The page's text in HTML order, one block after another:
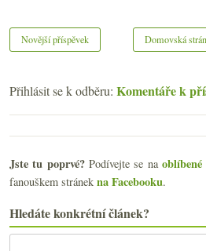
Novější příspěvek Domovská
Přihlásit se k odběru: Komentáře k
Jste tu poprvé?Podívejte se na
fanouškem stránek na Facebooku.
Hledáte konkrétní článek?